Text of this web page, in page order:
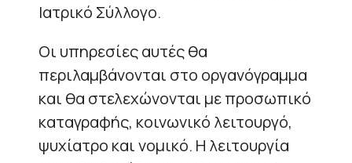
Ιατρικό Σύλλογο.
Οι υπηρεσίες αυτές θα
περιλαμβάνονται στο οργανόγραμμα
και θα στελεχώνονται με προσωπικό
καταγραφής, κοινωνικό λειτουργό,
ψυχίατρο και νομικό. Η λειτουργία